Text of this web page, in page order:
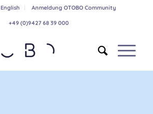
English Anmeldung OTOBO Community
+49 (0)9427 68 39 000